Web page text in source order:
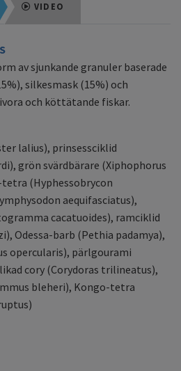
VIDEO
av sjunkande granuler baserade
silkesmask (15%) och
och köttätande fiskar.
lalius), prinsessciklid
grön svärdbärare (Xiphophorus
(Hyphessobrycon
aequifasciatus),
cacatuoides), ramciklid
Odessa-barb (Pethia padamya),
opercularis), pärlgourami
cory (Corydoras trilineatus),
bleheri), Kongo-tetra